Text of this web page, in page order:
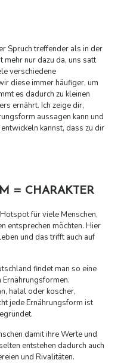
Spruch treffender als in der
mehr nur dazu da, uns satt
verschiedene
diese immer häufiger, um
es dadurch zu kleinen
ernährt. Ich zeige dir,
aussagen kann und
kannst, dass zu dir
= CHARAKTER
für viele Menschen,
entsprechen möchten. Hier
und das trifft auch auf
findet man so eine
halal oder koscher,
jede Ernährungsform ist
damit ihre Werte und
entstehen dadurch auch
und Rivalitäten.